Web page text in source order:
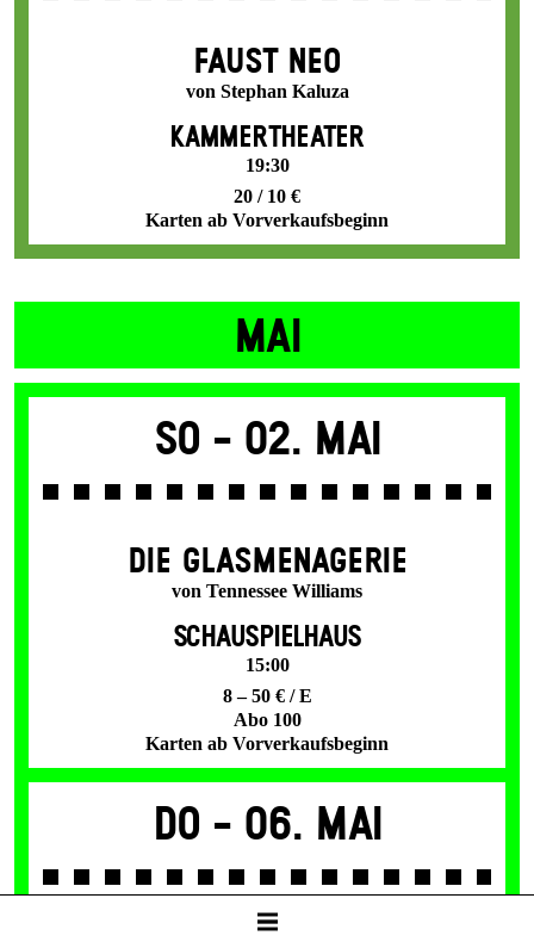
FAUST NEO
von Stephan Kaluza
KAMMERTHEATER
19:30
20 / 10 €
Karten ab Vorverkaufsbeginn
MAI
So - 02. Mai
DIE GLAS­MENAGERIE
von Tennessee Williams
SCHAUSPIELHAUS
15:00
8 – 50 € / E
Abo 100
Karten ab Vorverkaufsbeginn
Do - 06. Mai